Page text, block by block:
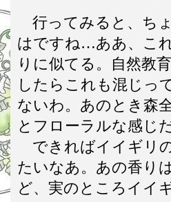
行ってみると、ち
はですね…ああ、こ
りに似てる。自然教
したらこれも混じっ
ないわ。あのとき森
とフローラルな感じ
できればイイギリ
たいなあ。あの香り
ど、実のところイイ